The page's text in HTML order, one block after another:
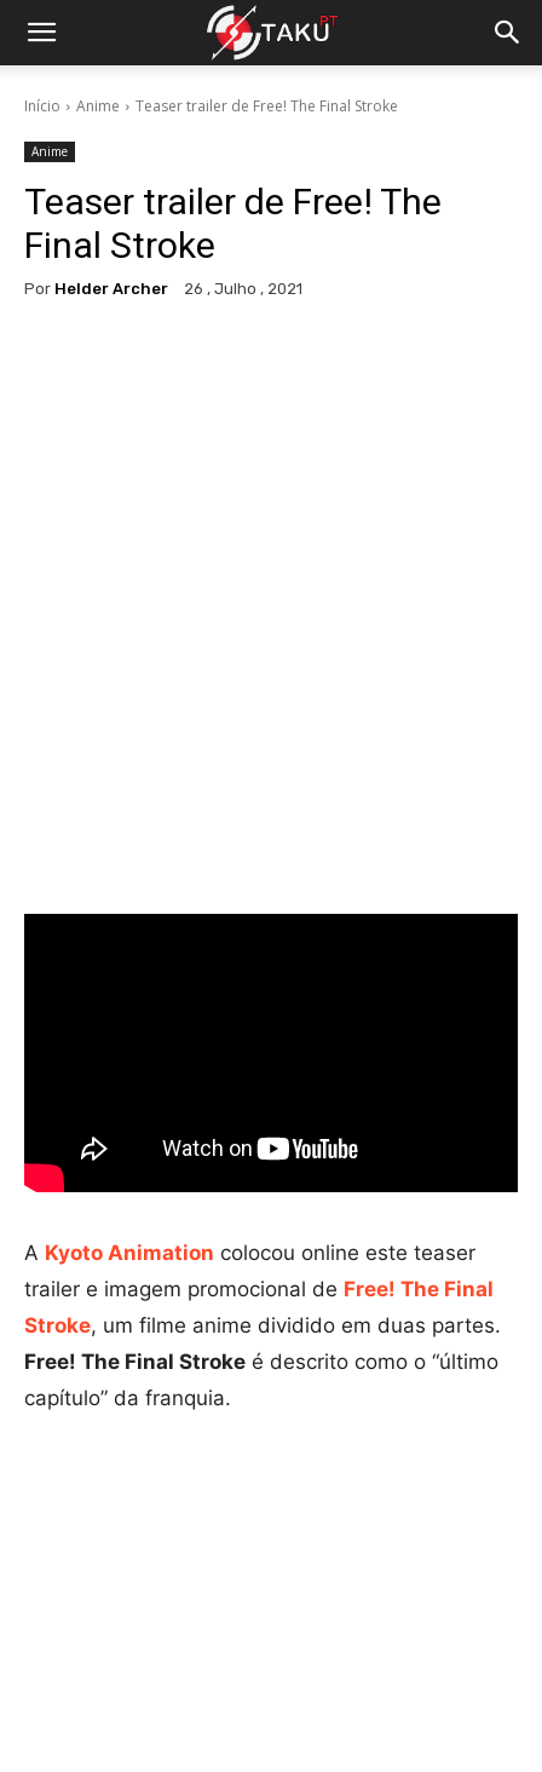
Início Anime Teaser trailer de Free! The Final Stroke
Anime
Teaser trailer de Free! The
Final Stroke
Por Helder Archer 26 , Julho , 2021
A Kyoto Animation colocou online este teaser
trailer e imagem promocional de Free! The Final
Stroke, um filme anime dividido em duas partes.
Free! The Final Stroke é descrito como o “último
capítulo” da franquia.